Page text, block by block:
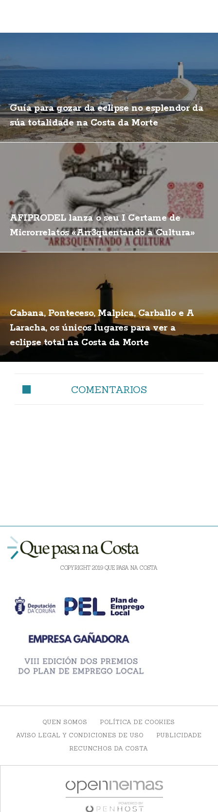
Guía para gozar da eclipse no esplendor da
súa totalidade na Costa da Morte
AFIPRODEL lanza o seu I Certame de
Microrrelatos «Arr3quentando a Cultura»
Cabana, Ponteceso, Malpica, Carballo e A
Laracha, os únicos lugares para ver a
eclipse total na Costa da Morte
COMENTARIOS
COPYRIGHT 2019 QUE PASA NA COSTA
QUEN SOMOS
POLÍTICA DE COOKIES
AVISO LEGAL Y CONDICIONES DE USO
PUBLICIDADE
RECUNCHOS DA COSTA